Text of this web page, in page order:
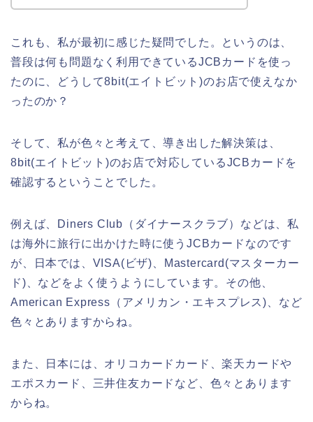
これも、私が最初に感じた疑問でした。というのは、
普段は何も問題なく利用できているJCBカードを使っ
たのに、どうして8bit(エイトビット)のお店で使えなか
ったのか？
そして、私が色々と考えて、導き出した解決策は、
8bit(エイトビット)のお店で対応しているJCBカードを
確認するということでした。
例えば、Diners Club（ダイナースクラブ）などは、私
は海外に旅行に出かけた時に使うJCBカードなのです
が、日本では、VISA(ビザ)、Mastercard(マスターカー
ド)、などをよく使うようにしています。その他、
American Express（アメリカン・エキスプレス)、など
色々とありますからね。
また、日本には、オリコカードカード、楽天カードや
エポスカード、三井住友カードなど、色々とあります
からね。